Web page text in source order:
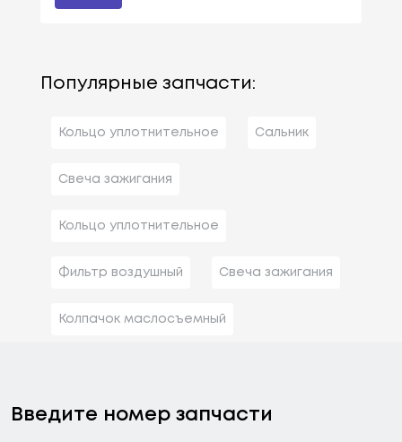
Популярные запчасти:
Кольцо уплотнительное Сальник
Свеча зажигания
Кольцо уплотнительное
Фильтр воздушный Свеча зажигания
Колпачок маслосъемный
Введите номер запчасти